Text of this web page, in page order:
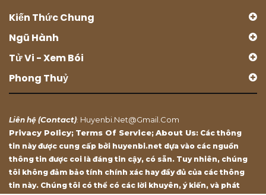
Kiến Thức Chung
Ngũ Hành
Tử Vi - Xem Bói
Phong Thuỷ
Liên hệ (Contact): Huyenbi.net@gmail.com
Privacy Policy; Terms Of Service; About Us: Các thông
tin này được cung cấp bởi huyenbi.net dựa vào các nguồn
thông tin được coi là đáng tin cậy, có sẵn. Tuy nhiên, chúng
tôi không đảm bảo tính chính xác hay đầy đủ của các thông
tin này. Chúng tôi có thể có các lời khuyên, ý kiến, và phát